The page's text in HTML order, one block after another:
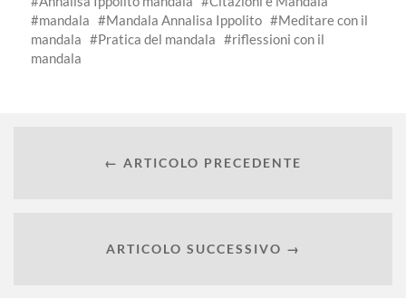
mandala
Mandala Annalisa Ippolito
Meditare con il
mandala
Pratica del mandala
riflessioni con il
mandala
← ARTICOLO PRECEDENTE
ARTICOLO SUCCESSIVO →